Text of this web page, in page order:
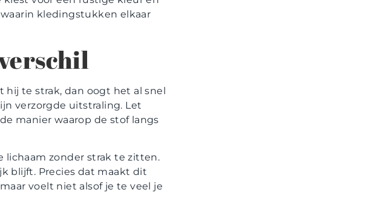
kledingstukken elkaar
hij te strak, dan oogt het al snel
verzorgde uitstraling. Let
manier waarop de stof langs
lichaam zonder strak te zitten.
blijft. Precies dat maakt dit
voelt niet alsof je te veel je